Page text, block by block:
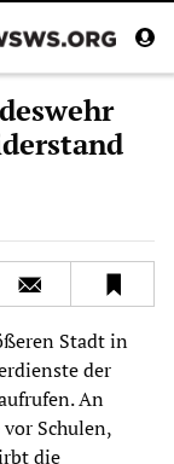
Stadt in
der
An
Schulen,
die